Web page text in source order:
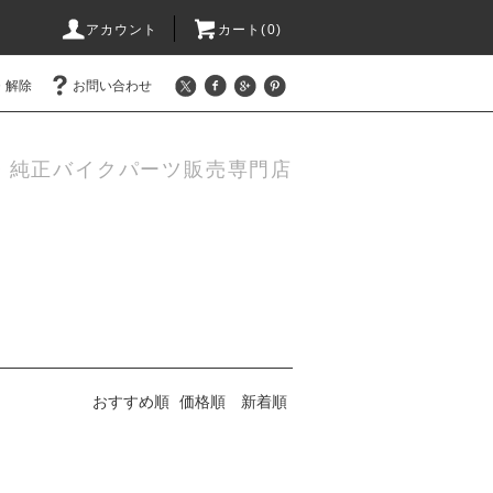
アカウント カート(0)
解除 お問い合わせ
正バイクパーツ販売専門店
おすすめ順 価格順 新着順